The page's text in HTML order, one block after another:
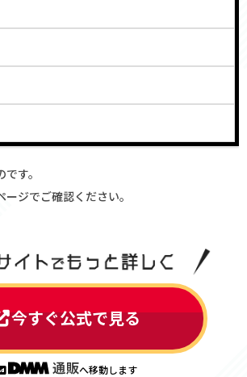
す。
ジでご確認ください。
今すぐ公式で見る
へ移動します